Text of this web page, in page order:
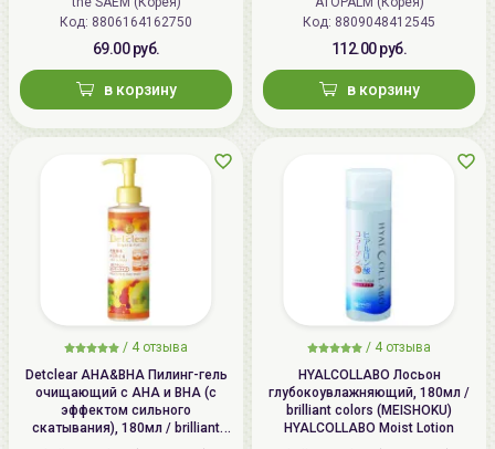
Код: 8806164162750
69.00 руб.
в корзину
Код: 8809048412545
112.00 руб.
в корзину
/ 4 отзыва
Detclear AHA&BHA Пилинг-гель
очищающий с AHA и BHA (с
эффектом сильного
скатывания), 180мл / brilliant
/ 4 отзыва
HYALCOLLABO Лосьон
глубокоувлажняющий, 180мл /
brilliant colors (MEISHOKU)
HYALCOLLABO Moist Lotion